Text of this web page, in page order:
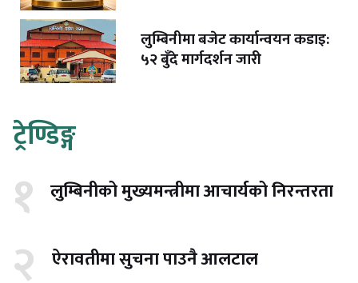
लुम्बिनीमा बजेट कार्यान्वयन कडाइ:
५२ बुँदे मार्गदर्शन जारी
ट्रेण्डिङ्ग
१ लुम्बिनीको मुख्यमन्त्रीमा आचार्यको निरन्तरता
२ ऐरावतीमा सुचना पाउनै आलटाल